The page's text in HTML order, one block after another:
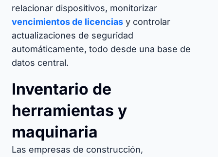
relacionar dispositivos, monitorizar
vencimientos de licencias y controlar
actualizaciones de seguridad
automáticamente, todo desde una base de
datos central.
Inventario de
herramientas y
maquinaria
Las empresas de construcción,